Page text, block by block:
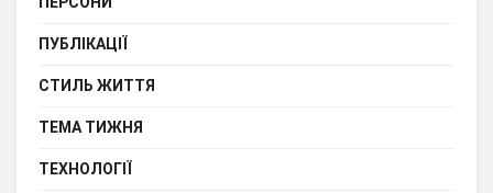
ПУБЛІКАЦІЇ
СТИЛЬ ЖИТТЯ
ТЕМА ТИЖНЯ
ТЕХНОЛОГІЇ